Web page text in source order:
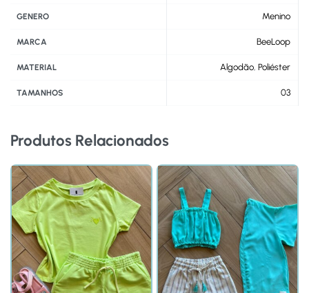
GENERO Menino
MARCA BeeLoop
MATERIAL Algodão, Poliéster
TAMANHOS 03
Produtos Relacionados